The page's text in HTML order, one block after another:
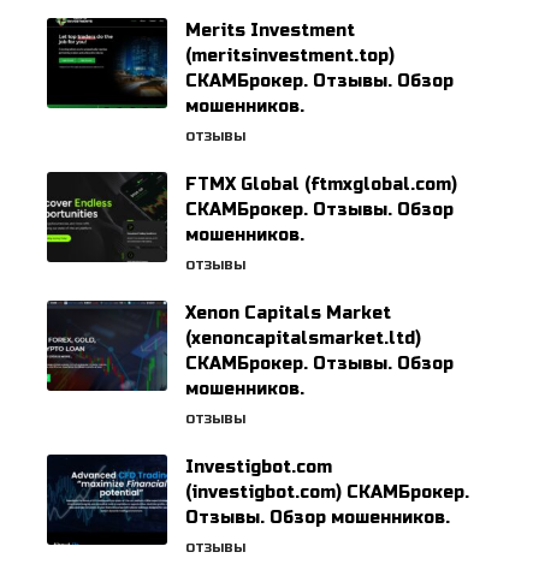
Merits Investment
(meritsinvestment.top)
СКАМБрокер. Отзывы. Обзор
мошенников.
ОТЗЫВЫ
FTMX Global (ftmxglobal.com)
СКАМБрокер. Отзывы. Обзор
мошенников.
ОТЗЫВЫ
Xenon Capitals Market
(xenoncapitalsmarket.ltd)
СКАМБрокер. Отзывы. Обзор
мошенников.
ОТЗЫВЫ
Investigbot.com
(investigbot.com) СКАМБрокер.
Отзывы. Обзор мошенников.
ОТЗЫВЫ